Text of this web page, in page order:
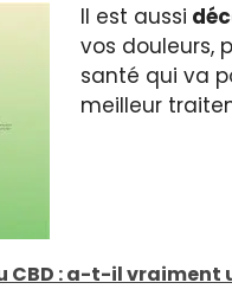
Il est aussi
vos douleurs,
santé qui va
meilleur
CBD : a-t-il